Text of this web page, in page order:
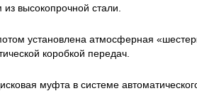
из высокопрочной стали.
установлена атмосферная
коробкой передач.
муфта в системе